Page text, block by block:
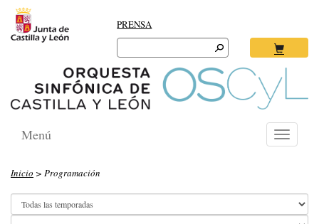
PRENSA
Search
for:
Toggle
Menú
O
R
Q
Inicio > Programación